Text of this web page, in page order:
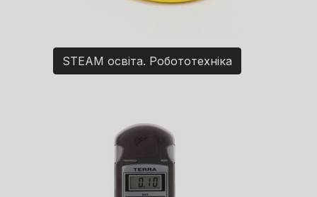
STEAM освіта. Робототехніка